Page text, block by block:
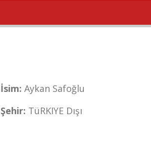
İsim: Aykan Safoğlu
Şehir: TüRKIYE Dışı